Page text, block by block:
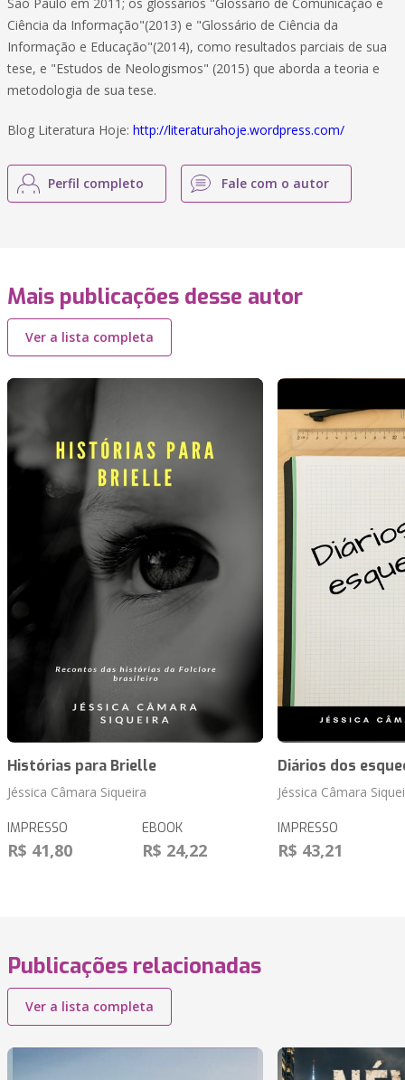
Ciência da Informação"(2013) e "Glossário de Ciência da
Informação e Educação"(2014), como resultados parciais de sua
tese, e "Estudos de Neologismos" (2015) que aborda a teoria e
metodologia de sua tese.
Blog Literatura Hoje: http://literaturahoje.wordpress.com/
Perfil completo Fale com o autor
Mais publicações desse autor
Ver a lista completa
Histórias para Brielle
Jéssica Câmara Siqueira
IMPRESSO
R$ 41,80
EBOOK
R$ 24,22
Diários dos
Jéssica Câmara
IMPRESSO
R$ 43,21
Publicações relacionadas
Ver a lista completa